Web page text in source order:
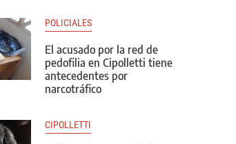
POLICIALES
El acusado por la red de
pedofilia en Cipolletti tiene
antecedentes por
narcotráfico
CIPOLLETTI